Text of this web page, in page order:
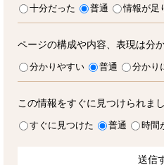
十分だった 普通 情報が足
ページの構成や内容、表現は分
分かりやすい 普通 分かり
この情報をすぐに見つけられま
すぐに見つけた 普通 時間